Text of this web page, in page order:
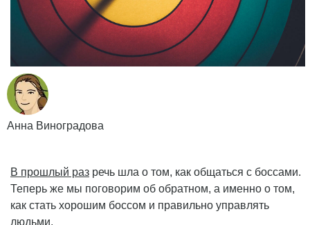
В прошлый раз речь шла о том, как общаться с боссами.
Теперь же мы поговорим об обратном, а именно о том,
как стать хорошим боссом и правильно управлять
людьми.
Анна Виноградова